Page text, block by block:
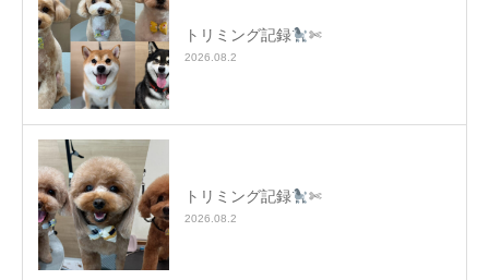
トリミング記録 ✄
2026.08.2
トリミング記録 ✄
2026.08.2